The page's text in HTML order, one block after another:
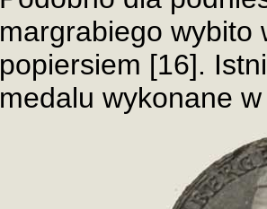
margrabiego wybito
popiersiem [16].
medalu wykonane w